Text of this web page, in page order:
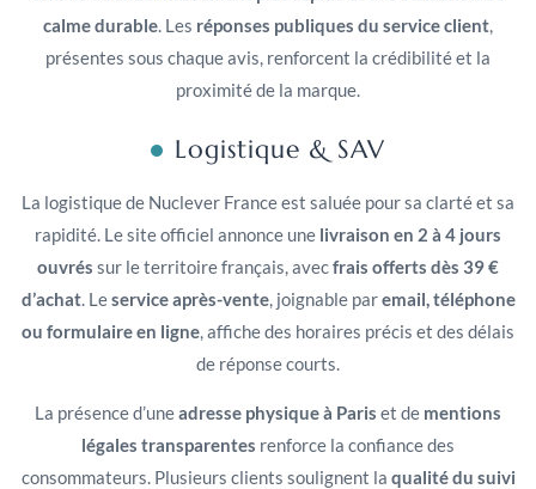
calme durable. Les réponses publiques du service client,
présentes sous chaque avis, renforcent la crédibilité et la
proximité de la marque.
Logistique & SAV
La logistique de Nuclever France est saluée pour sa clarté et sa
rapidité. Le site officiel annonce une livraison en 2 à 4 jours
ouvrés sur le territoire français, avecfrais offerts dès 39 €
d’achat. Leservice après-vente, joignable paremail, téléphone
ou formulaire en ligne , affiche des horaires précis et des délais
de réponse courts.
La présence d’uneadresse physique à Paris et de mentions
légales transparentes renforce la confiance des
consommateurs. Plusieurs clients soulignent la qualité du suivi